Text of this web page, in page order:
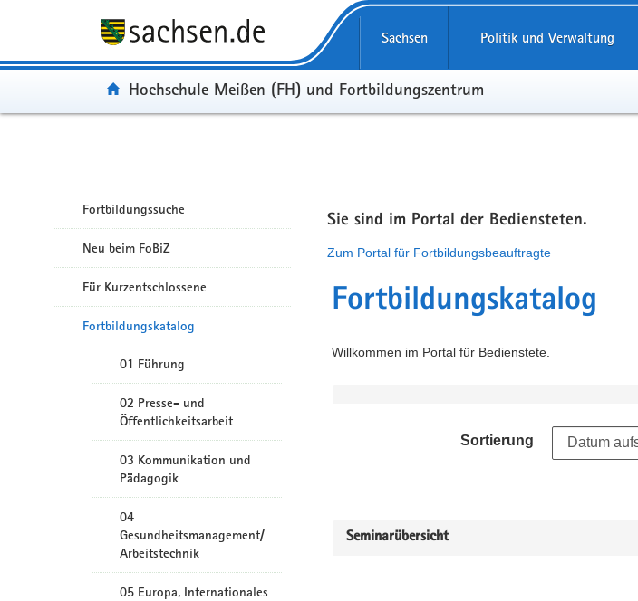
Sachsen Politik und Verwaltung
Portal:
Hochschule Meißen (FH) und Fortbildungszentrum
Fortbildungssuche
Neu beim FoBiZ
Für Kurzentschlossene
Fortbildungskatalog
01 Führung
02 Presse- und
Öffentlichkeitsarbeit
03 Kommunikation und
Pädagogik
04
Gesundheitsmanagement/
Arbeitstechnik
05 Europa, Internationales
Sie sind im Portal der Bediensteten.
Zum Portal für Fortbildungsbeauftragte
Fortbildungskatalog
Willkommen im Portal für Bedienstete.
Sortierung
Seminarübersicht